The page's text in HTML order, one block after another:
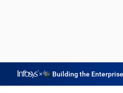
× Building the